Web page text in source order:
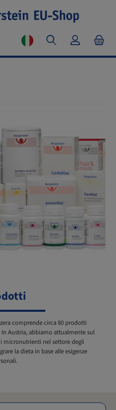
comprende circa 80 prodotti
Austria, abbiamo attualmente sul
micronutrienti nel settore degli
la dieta in base alle esigenze